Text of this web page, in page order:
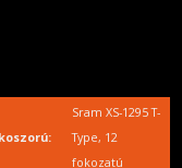
Sram XS-1295 T-
Type, 12
fokozatú